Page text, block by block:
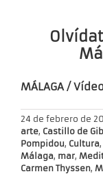
MÁLAGA /
24 de febrero de
arte, Castillo de
Pompidou, Cultura,
Málaga, mar,
Carmen Thyssen,